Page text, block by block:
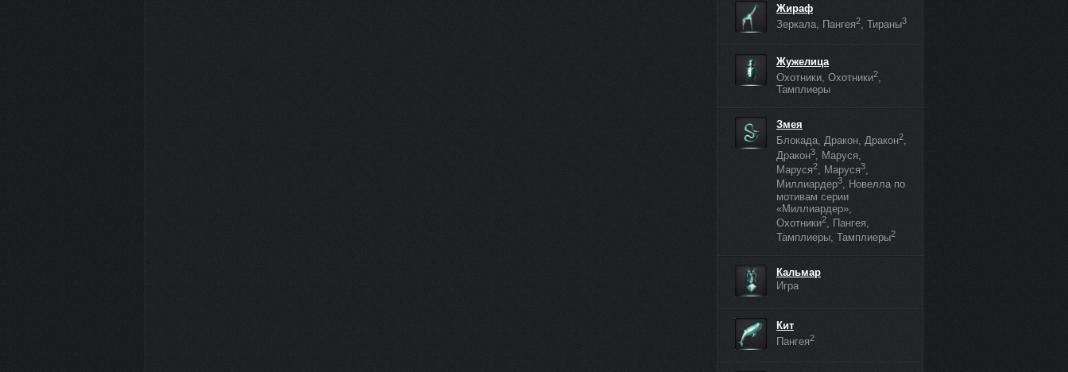
Жираф
Зеркала, Пангея2, Тираны3
Жужелица
Охотники, Охотники2,
Тамплиеры
Змея
Блокада, Дракон, Дракон2,
Дракон3
, Маруся,
Маруся2, Маруся3,
Миллиардер3, Новелла по
мотивам серии
«Миллиардер»,
Охотники2
, Пангея,
Тамплиеры, Тамплиеры2
Кальмар
Игра
Кит
Пангея2